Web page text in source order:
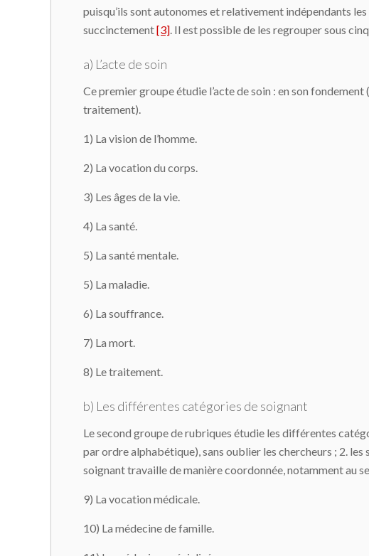
puisqu’ils sont autonomes et relativement indépendants
succinctement[3]. Il est possible de les regrouper sous
a) L’acte de soin
Ce premier groupe étudie l’acte de soin : en son
traitement).
1) La vision de l’homme.
2) La vocation du corps.
3) Les âges de la vie.
4) La santé.
5) La santé mentale.
5) La maladie.
6) La souffrance.
7) La mort.
8) Le traitement.
b) Les différentes catégories de soignant
Le second groupe de rubriques étudie les différentes
par ordre alphabétique), sans oublier les chercheurs ; 2.
soignant travaille de manière coordonnée, notamment au
9) La vocation médicale.
10) La médecine de famille.